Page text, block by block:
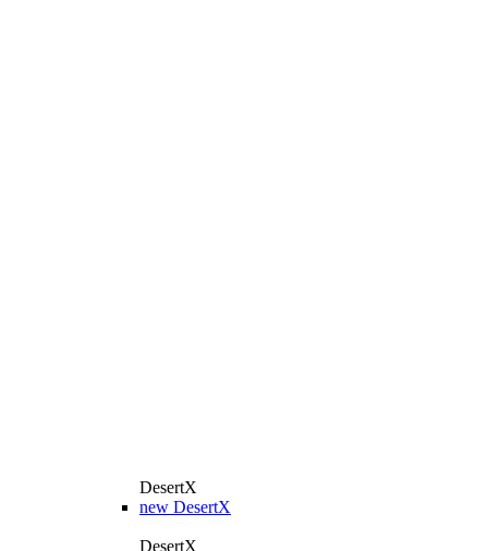
DesertX
new DesertX
DesertX